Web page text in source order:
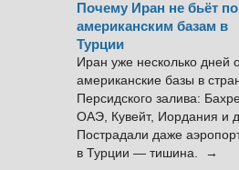
Почему Иран не бьёт по
американским базам в
Турции
Иран уже несколько дней
американские базы в
Персидского залива:
ОАЭ, Кувейт, Иордания и
Пострадали даже
в Турции — тишина. →